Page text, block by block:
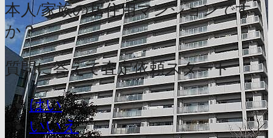
本人/家族の居住用マンションです
か？
質問に答えて査定依頼スタート
はい
いいえ